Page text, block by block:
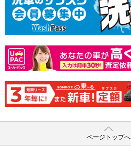
ページトップへ